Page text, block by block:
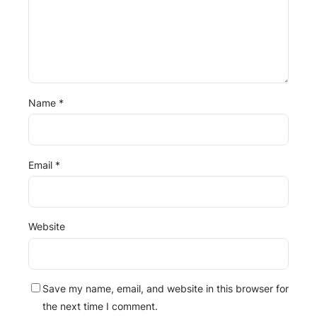
Name *
Email *
Website
Save my name, email, and website in this browser for
the next time I comment.